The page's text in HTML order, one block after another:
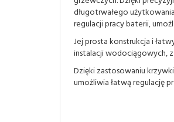
długotrwałego
regulacji pracy baterii,
Jej prosta konstrukcja i
instalacji wodociągowych,
Dzięki zastosowaniu
umożliwia łatwą regulację